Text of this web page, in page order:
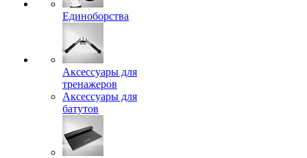
Единоборства
Аксессуары для
тренажеров
Аксессуары для
батутов